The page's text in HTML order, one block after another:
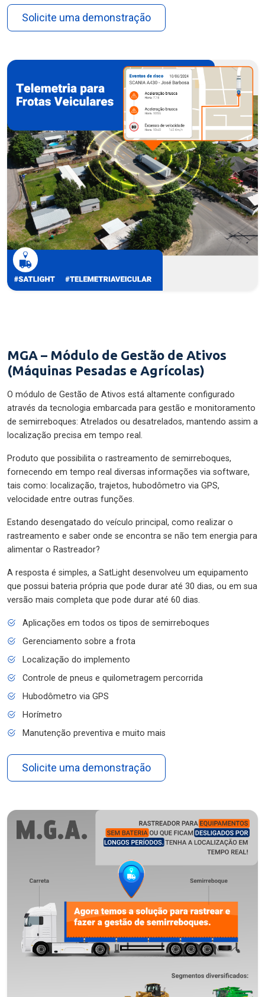
Solicite uma demonstração
MGA – Módulo de Gestão de Ativos
(Máquinas Pesadas e Agrícolas)
O módulo de Gestão de Ativos está altamente configurado
através da tecnologia embarcada para gestão e monitoramento
de semirreboques: Atrelados ou desatrelados, mantendo assim a
localização precisa em tempo real.
Produto que possibilita o rastreamento de semirreboques,
fornecendo em tempo real diversas informações via software,
tais como: localização, trajetos, hubodômetro via GPS,
velocidade entre outras funções.
Estando desengatado do veículo principal, como realizar o
rastreamento e saber onde se encontra se não tem energia para
alimentar o Rastreador?
A resposta é simples, a SatLight desenvolveu um equipamento
que possui bateria própria que pode durar até 30 dias, ou em sua
versão mais completa que pode durar até 60 dias.
Aplicações em todos os tipos de semirreboques
Gerenciamento sobre a frota
Localização do implemento
Controle de pneus e quilometragem percorrida
Hubodômetro via GPS
Horímetro
Manutenção preventiva e muito mais
Solicite uma demonstração